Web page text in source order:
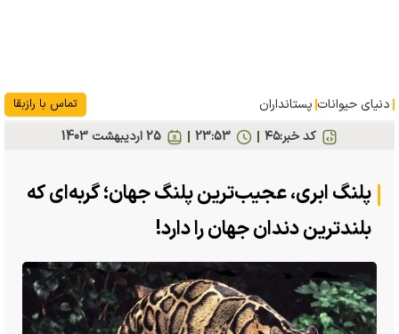
دنیای حیوانات پستانداران تماس با رازبقا
کد خبر:۴۵ 25 ارديبهشت 1403 23:53
پلنگ ابری، عجیب‌ترین پلنگ جهان؛ گربه‌ای که
بلندترین دندان جهان را دارد!